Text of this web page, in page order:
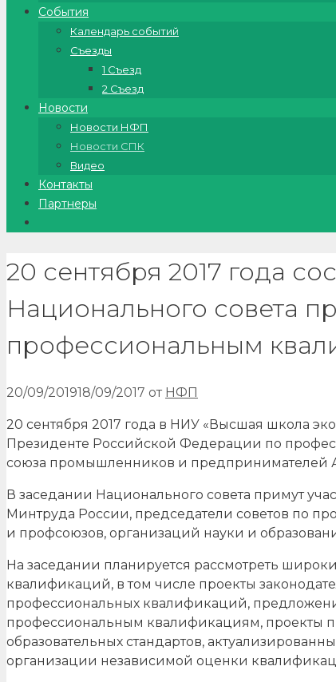
События
Календарь событий
Съезды
1 Съезд
2 Съезд
Новости
Новости НФП
Новости СПК
Видео
Контакты
Партнеры
20 сентября 2017 года
Национального совета
профессиональным
20/09/201918/09/2017 от НФП
20 сентября 2017 года в НИУ «Высшая школа
Президенте Российской Федерации по
союза промышленников и предпринимателей
В заседании Национального совета примут
Минтруда России, председатели советов по
и профсоюзов, организаций науки и
На заседании планируется рассмотреть
квалификаций, в том числе проекты
профессиональных квалификаций,
профессиональным квалификациям, проекты
образовательных стандартов,
организации независимой оценки